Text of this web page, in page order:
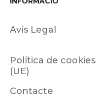
Avís Legal
Política de cookies
(UE)
Contacte